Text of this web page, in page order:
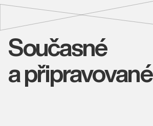
Současné
a připravované